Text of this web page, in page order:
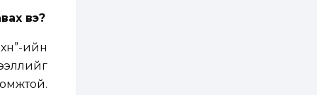
вэ?
ийн